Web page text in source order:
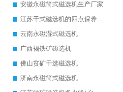
安徽永磁筒式磁选机生产厂家
江苏干式磁选机的四点保养秘籍
云南永磁湿式磁选机
广西褐铁矿磁选机
佛山贫矿干选磁选机
济南永磁筒式磁选机